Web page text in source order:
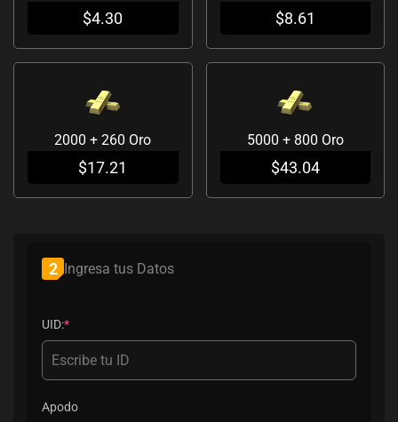
$4.30 $8.61
2000 + 260 Oro
$17.21
5000 + 800 Oro
$43.04
2 Ingresa tus Datos
UID:*
(required)
Apodo